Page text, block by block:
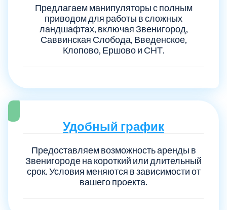
Предлагаем манипуляторы с полным
приводом для работы в сложных
ландшафтах, включая Звенигород,
Саввинская Слобода, Введенское,
Клопово, Ершово и СНТ.
Удобный график
Предоставляем возможность аренды в
Звенигороде на короткий или длительный
срок. Условия меняются в зависимости от
вашего проекта.